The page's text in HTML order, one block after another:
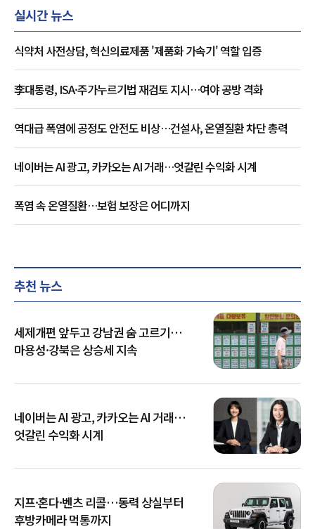
실시간 뉴스
식약처 사전상담, 혁신의료제품 '제품화 가속기' 역할 입증
李대통령, ISA·주가누르기법 재검토 지시…여야 공방 격화
역대급 폭염에 공정도 안전도 비상…건설사, 온열질환 차단 총력
네이버는 AI 광고, 카카오는 AI 거래…엇갈린 수익화 시계
폭염 속 온열질환…보험 보장은 어디까지
추천 뉴스
세제개편 앞두고 강남권 숨 고르기…
마용성·강북은 상승세 지속
네이버는 AI 광고, 카카오는 AI 거래…
엇갈린 수익화 시계
지프·혼다·벤츠 리콜…동력 상실부터
후방카메라 먹통까지